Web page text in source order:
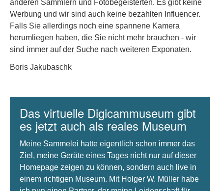
anderen Sammlern und Fotobegeisterten. Es gibt keine
Werbung und wir sind auch keine bezahlten Influencer.
Falls Sie allerdings noch eine spannene Kamera
herumliegen haben, die Sie nicht mehr brauchen - wir
sind immer auf der Suche nach weiteren Exponaten.
Boris Jakubaschk
Das virtuelle Digicammuseum gibt
es jetzt auch als reales Museum
Meine Sammelei hatte eigentlich schon immer das
Ziel, meine Geräte eines Tages nicht nur auf dieser
Homepage zeigen zu können, sondern auch live in
einem richtigen Museum. Mit Holger W. Müller habe